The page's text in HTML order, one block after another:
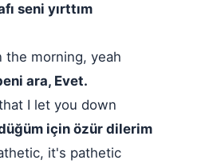
seni yırttım
the morning, yeah
ara, Evet.
I let you down
için özür dilerim
it's pathetic